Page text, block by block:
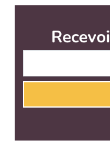
Immo
QUI SOMMES-NOUS ?